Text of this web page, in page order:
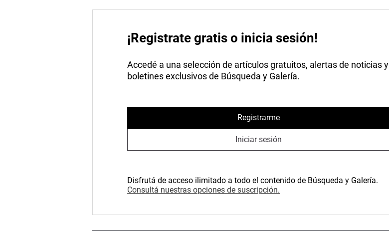
¡Registrate gratis o inicia sesión!
Accedé a una selección de artículos gratuitos, alertas de noticias y
boletines exclusivos de Búsqueda y Galería.
Registrarme
Iniciar sesión
Disfrutá de acceso ilimitado a todo el contenido de Búsqueda y Galería.
Consultá nuestras opciones de suscripción.